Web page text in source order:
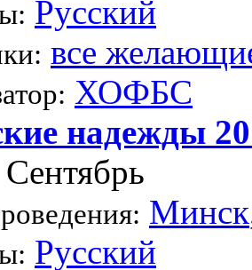
Русский
все
ХОФБС
надежды
Минск
Русский